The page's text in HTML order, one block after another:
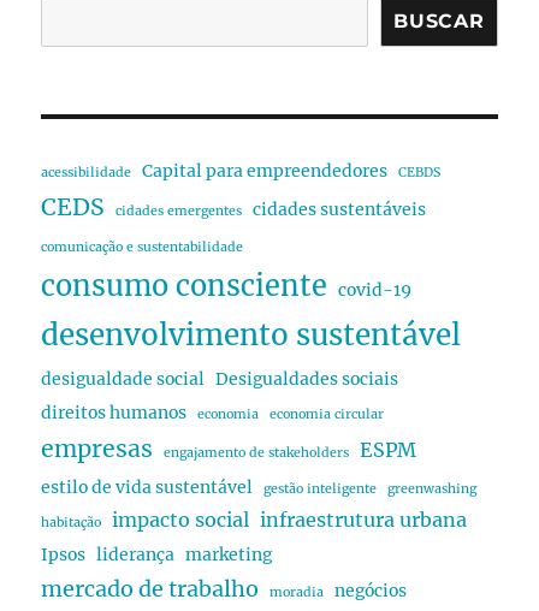
BUSCAR
acessibilidade Capital para empreendedores CEBDS
CEDS cidades emergentes cidades sustentáveis
comunicação e sustentabilidade
consumo consciente covid-19
desenvolvimento sustentável
desigualdade social Desigualdades sociais
direitos humanos
economia economia circular
empresas engajamento de stakeholders ESPM
estilo de vida sustentável gestão inteligente greenwashing
habitação impacto social infraestrutura urbana
Ipsos liderança marketing
mercado de trabalho moradia negócios